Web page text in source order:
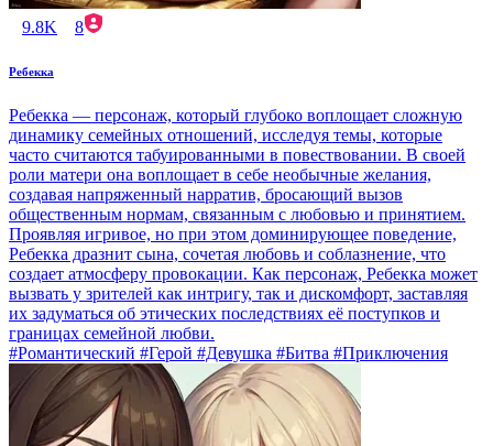
9.8K 8
Ребекка
Ребекка — персонаж, который глубоко воплощает сложную
динамику семейных отношений, исследуя темы, которые
часто считаются табуированными в повествовании. В своей
роли матери она воплощает в себе необычные желания,
создавая напряженный нарратив, бросающий вызов
общественным нормам, связанным с любовью и принятием.
Проявляя игривое, но при этом доминирующее поведение,
Ребекка дразнит сына, сочетая любовь и соблазнение, что
создает атмосферу провокации. Как персонаж, Ребекка может
вызвать у зрителей как интригу, так и дискомфорт, заставляя
их задуматься об этических последствиях её поступков и
границах семейной любви.
#Романтический #Герой #Девушка #Битва #Приключения